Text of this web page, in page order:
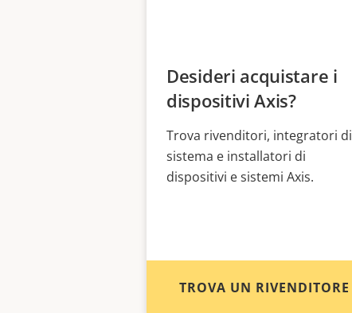
Desideri acquistare i
dispositivi Axis?
Trova rivenditori, integratori di
sistema e installatori di
dispositivi e sistemi Axis.
TROVA UN RIVENDITORE